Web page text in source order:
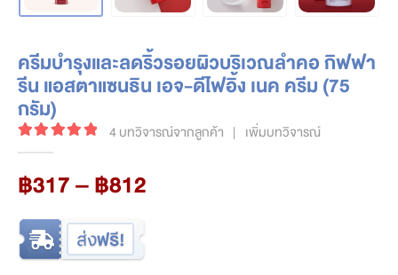
ครีมบำรุงและลดริ้วรอยผิวบริเวณลำคอ กิฟฟา
รีน แอสตาแซนธิน เอจ-ดีไฟอิ้ง เนค ครีม (75
กรัม)
5.00
4บทวิจารณ์จากลูกค้า | เพิ่มบทวิจารณ์
฿317–฿812